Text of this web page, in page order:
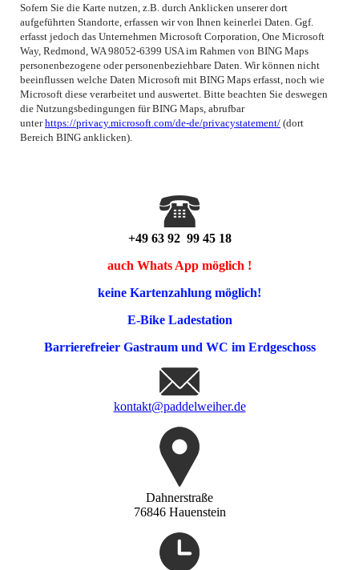
Sofern Sie die Karte nutzen, z.B. durch Anklicken unserer dort
aufgeführten Standorte, erfassen wir von Ihnen keinerlei Daten. Ggf.
erfasst jedoch das Unternehmen Microsoft Corporation, One Microsoft
Way, Redmond, WA 98052-6399 USA im Rahmen von BING Maps
personenbezogene oder personenbeziehbare Daten. Wir können nicht
beeinflussen welche Daten Microsoft mit BING Maps erfasst, noch wie
Microsoft diese verarbeitet und auswertet. Bitte beachten Sie deswegen
die Nutzungsbedingungen für BING Maps, abrufbar
unterhttps://privacy.microsoft.com/de-de/privacystatement/ (dort
Bereich BING anklicken).
+49 63 92 99 45 18
auch Whats App möglich !
keine Kartenzahlung möglich!
E-Bike Ladestation
Barrierefreier Gastraum und WC im Erdgeschoss
kontakt@paddelweiher.de
Dahnerstraße
76846 Hauenstein